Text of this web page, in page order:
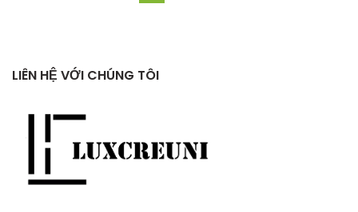
LIÊN HỆ VỚI CHÚNG TÔI